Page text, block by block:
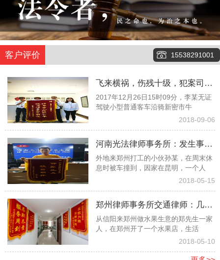
客户评价 15538291001
飞来横祸，伤残十级，犯案司机
又险逃逸，看看律师团队如何齐
心协力争取１６万元赔偿款
2017年12月26日15时09分，李某无证
驾驶小型普通客车沿骑新密市牛
2018-09-06
河南光法律师事务所：发生事故
孤苦无依委托白爱敏律师终获赔
外地来郑州打工的小伙孙某，在周末休
息时被车撞到，因家在昆明，一个人
2018-05-15
郑州律师事务所交通律师：几经
波折幸遇光法律师终获高额赔偿
从信阳来郑州做水果生意的郑先生一家
人，在郑州开了一个水果店，生活
2018-05-10